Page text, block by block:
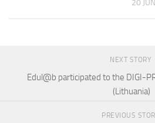
20
NEXT STORY
Edul@b participated to the DIGI-
(Lithuania)
PREVIOUS